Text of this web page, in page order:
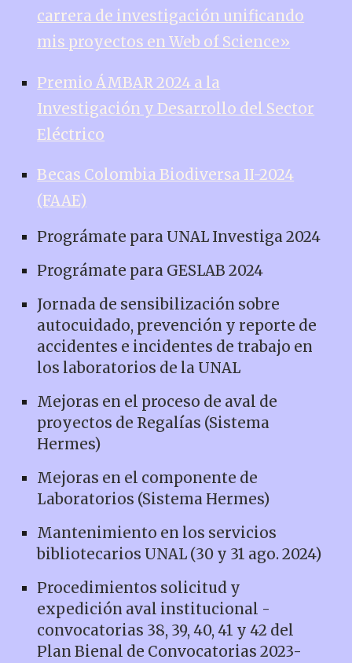
carrera de investigación unificando
mis proyectos en Web of Science»
Premio ÁMBAR 2024 a la
Investigación y Desarrollo del Sector
Eléctrico
Becas Colombia Biodiversa II-2024
(FAAE)
Prográmate para UNAL Investiga 2024
Prográmate para GESLAB 2024
Jornada de sensibilización sobre
autocuidado, prevención y reporte de
accidentes e incidentes de trabajo en
los laboratorios de la UNAL
Mejoras en el proceso de aval de
proyectos de Regalías (Sistema
Hermes)
Mejoras en el componente de
Laboratorios (Sistema Hermes)
Mantenimiento en los servicios
bibliotecarios UNAL (30 y 31 ago. 2024)
Procedimientos solicitud y
expedición aval institucional -
convocatorias 38, 39, 40, 41 y 42 del
Plan Bienal de Convocatorias 2023-